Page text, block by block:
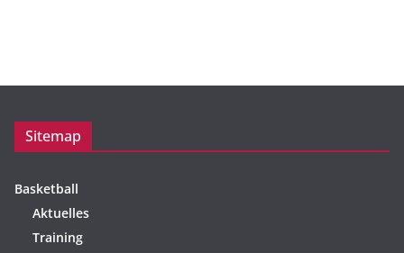
Sitemap
Basketball
Aktuelles
Training